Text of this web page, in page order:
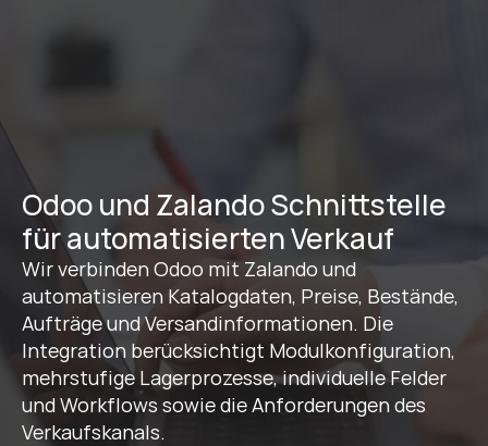
Odoo und Zalando Schnittstelle
für automatisierten Verkauf
Wir verbinden Odoo mit Zalando und
automatisieren Katalogdaten, Preise, Bestände,
Aufträge und Versandinformationen. Die
Integration berücksichtigt Modulkonfiguration,
mehrstufige Lagerprozesse, individuelle Felder
und Workflows sowie die Anforderungen des
Verkaufskanals.